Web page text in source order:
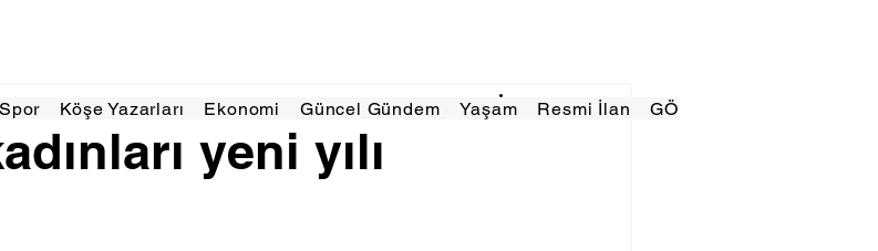
Spor Köşe Yazarları Ekonomi Güncel Gündem Yaşam Resmi İlan GÖRÜNÜMTV
yeni yılı
okunur